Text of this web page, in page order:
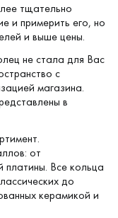
тщательно
и примерить его, но
и выше цены.
не стала для Вас
с
магазина.
в
от
платины. Все кольца
до
керамикой и